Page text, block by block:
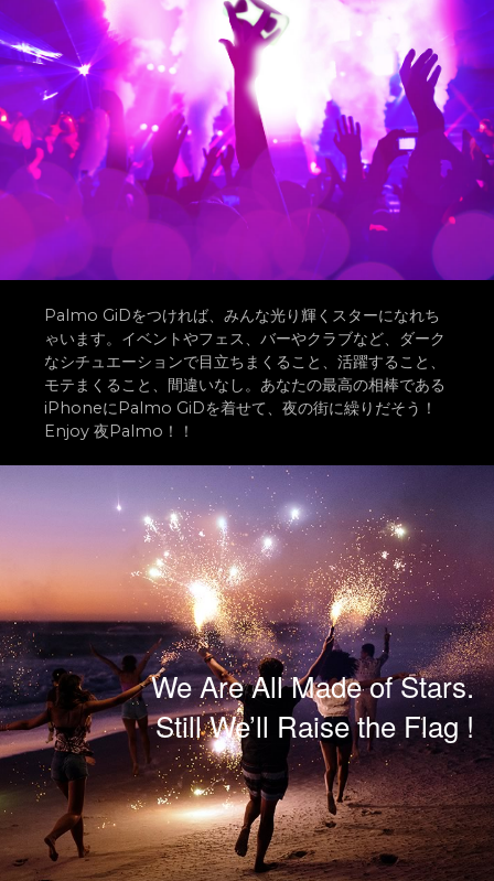
Palmo GiDをつければ、みんな光り輝くスターになれち
ゃいます。イベントやフェス、バーやクラブなど、ダーク
なシチュエーションで目立ちまくること、活躍すること、
モテまくること、間違いなし。あなたの最高の相棒である
iPhoneにPalmo GiDを着せて、夜の街に繰りだそう！
Enjoy 夜Palmo！！
We Are All Made of Stars.
Still We’ll Raise the Flag !